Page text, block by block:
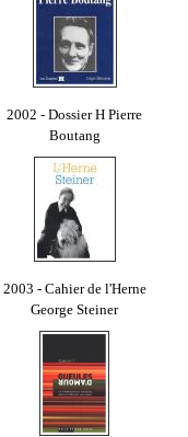
2002 - Dossier H Pierre
Boutang
2003 - Cahier de l'Herne
George Steiner